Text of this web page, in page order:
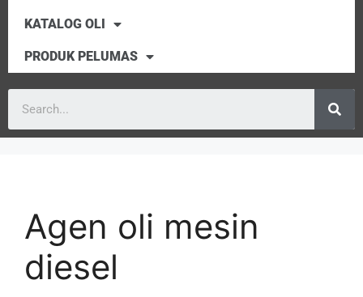
KATALOG OLI
PRODUK PELUMAS
Agen oli mesin
diesel